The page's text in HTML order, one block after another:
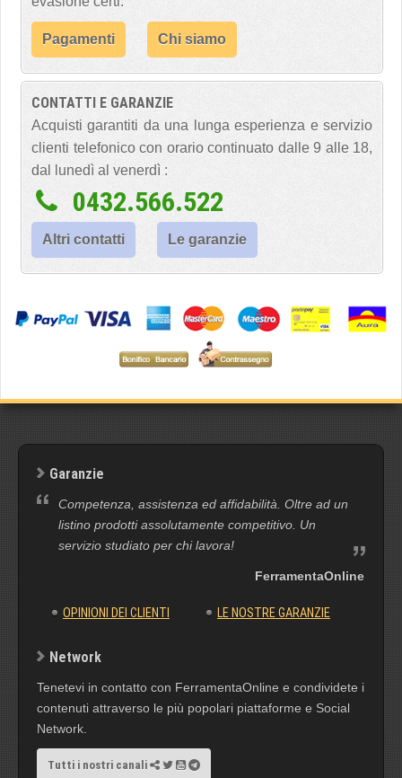
Pagamenti Chi siamo
CONTATTI E GARANZIE
Acquisti garantiti da una lunga esperienza e servizio
clienti telefonico con orario continuato dalle 9 alle 18,
dal lunedì al venerdì :
0432.566.522
Altri contatti Le garanzie
Garanzie
Competenza, assistenza ed affidabilità. Oltre ad un
listino prodotti assolutamente competitivo. Un
servizio studiato per chi lavora!
FerramentaOnline
OPINIONI DEI CLIENTI LE NOSTRE GARANZIE
Network
Tenetevi in contatto con FerramentaOnline e condividete i
contenuti attraverso le più popolari piattaforme e Social
Network.
Tutti i nostri canali